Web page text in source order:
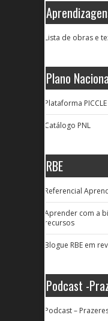
Lista de obras e
Plano
Plataforma PICCLE
Catálogo PNL
RBE
Referencial
Aprender com a
recursos
Blogue RBE em
Podcast -
Podcast –